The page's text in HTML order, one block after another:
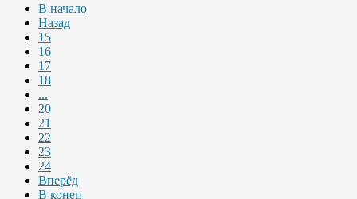
В начало
Назад
15
16
17
18
...
20
21
22
23
24
Вперёд
В конец